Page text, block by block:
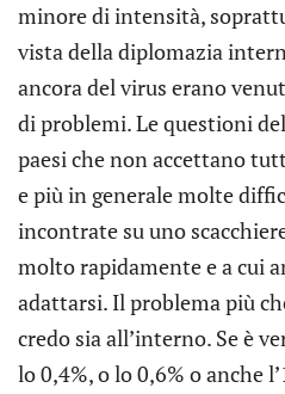
minore di intensità,
vista della diplomazia
ancora del virus erano
di problemi. Le questioni
paesi che non accettano
e più in generale molte
incontrate su uno
molto rapidamente e a cui
adattarsi. Il problema più
credo sia all’interno. Se è
lo 0,4%, o lo 0,6% o anche